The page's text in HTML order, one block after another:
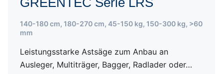
140-180 cm, 180-270 cm, 45-150 kg, 150-300 kg, >60
mm
Leistungsstarke Astsäge zum Anbau an
Ausleger, Multiträger, Bagger, Radlader oder…